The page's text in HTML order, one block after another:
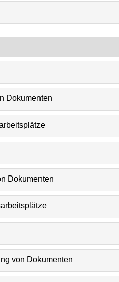
Dokumenten
Dokumenten
von Dokumenten